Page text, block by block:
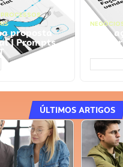
PROCESSOS
proposta
| Prompts
Faça
ÚLTIMOS ARTIGOS